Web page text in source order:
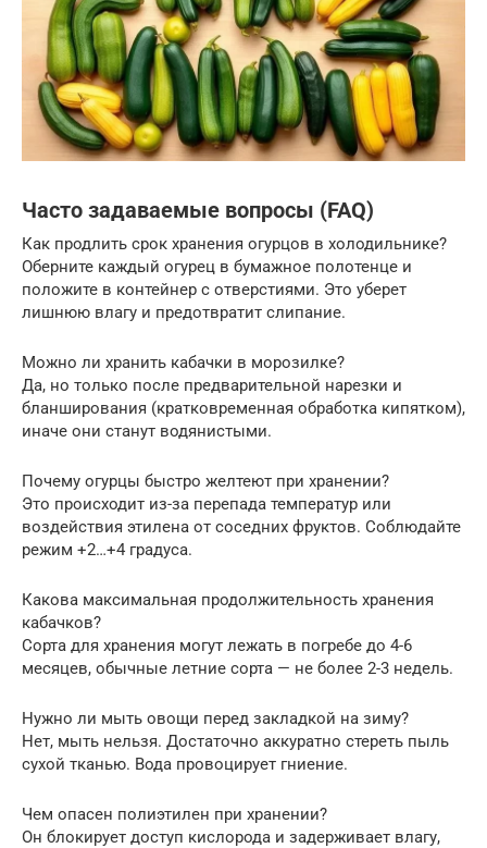
Часто задаваемые вопросы (FAQ)
Как продлить срок хранения огурцов в холодильнике?
Оберните каждый огурец в бумажное полотенце и
положите в контейнер с отверстиями. Это уберет
лишнюю влагу и предотвратит слипание.
Можно ли хранить кабачки в морозилке?
Да, но только после предварительной нарезки и
бланширования (кратковременная обработка кипятком),
иначе они станут водянистыми.
Почему огурцы быстро желтеют при хранении?
Это происходит из-за перепада температур или
воздействия этилена от соседних фруктов. Соблюдайте
режим +2…+4 градуса.
Какова максимальная продолжительность хранения
кабачков?
Сорта для хранения могут лежать в погребе до 4-6
месяцев, обычные летние сорта — не более 2-3 недель.
Нужно ли мыть овощи перед закладкой на зиму?
Нет, мыть нельзя. Достаточно аккуратно стереть пыль
сухой тканью. Вода провоцирует гниение.
Чем опасен полиэтилен при хранении?
Он блокирует доступ кислорода и задерживает влагу,